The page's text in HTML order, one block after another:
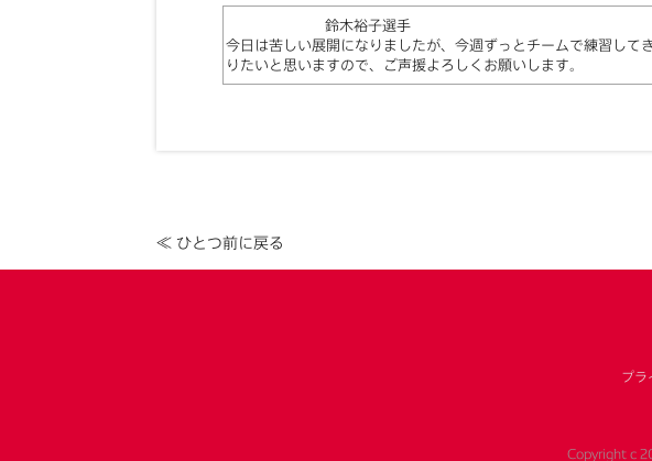
鈴木裕子選手
今日は苦しい展開になりましたが、今週ずっとチームで練習し
りたいと思いますので、ご声援よろしくお願いします。
≪ ひとつ前に戻る
プラ
Copyright c